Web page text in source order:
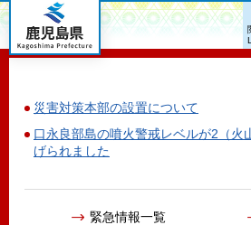
鹿児島県
災害対策本部の設置について
口永良部島の噴火警戒レベルが2（火
げられました
緊急情報一覧